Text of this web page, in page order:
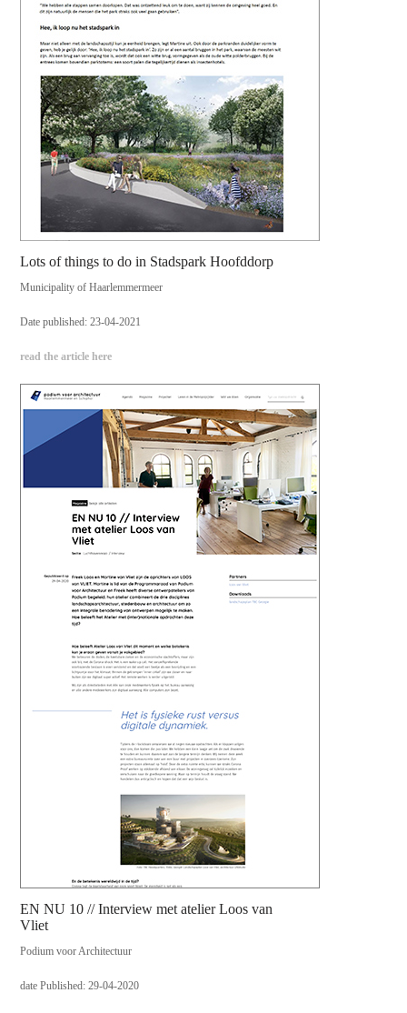
Lots of things to do in Stadspark Hoofddorp
Municipality of Haarlemmermeer
Date published: 23-04-2021
read the article here
EN NU 10 // Interview met atelier Loos van
Vliet
Podium voor Architectuur
date Published: 29-04-2020